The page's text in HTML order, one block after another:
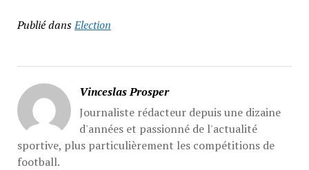
Publié dansElection
Vinceslas Prosper
Journaliste rédacteur depuis une dizaine
d'années et passionné de l'actualité
sportive, plus particulièrement les compétitions de
football.